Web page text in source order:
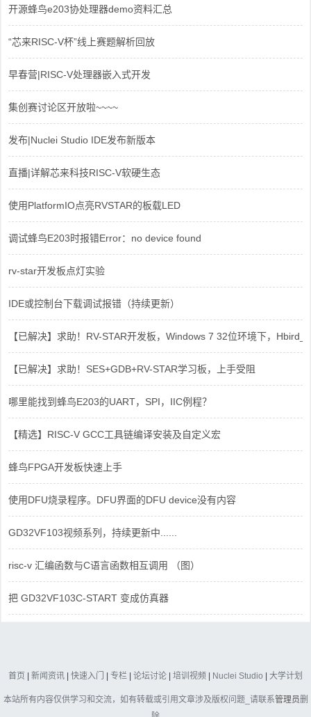
开源蜂鸟e203协处理器demo资料汇总
“芯来RISC-V杯”线上赛题解析回放
早春营|RISC-V处理器嵌入式开发
集创赛讨论区开放啦~~~~
发布|Nuclei Studio IDE发布新版本
直播|详解芯来科技RISC-V软硬生态
使用PlatformIO点亮RVSTAR的板载LED
调试蜂鸟E203时报错Error：no device found
rv-star开发板点灯实验
IDE或控制台下载调试报错（持续更新）
【已解决】求助！RV-STAR开发板，Windows 7 32位环境下，
【已解决】求助！SES+GDB+RV-STAR学习板，上手受阻
哪里能找到蜂鸟E203的UART，SPI，IIC例程？
【精选】RISC-V GCC工具链编译安装及自定义宏
蜂鸟FPGA开发板快速上手
使用DFU烧录程序。DFU界面的DFU device没有内容
GD32VF103视频系列，持续更新中......
risc-v 汇编函数与C语言函数相互调用 （图）
把 GD32VF103C-START 变成仿真器
首页 | 新闻资讯 | 快速入门 | 专栏 | 论坛讨论 | 培训视频 | Nuclei Studio | 大学计划
本站所有内容仅供学习和交流，如有转载或引用文章涉及版权问题_请联系管理员删